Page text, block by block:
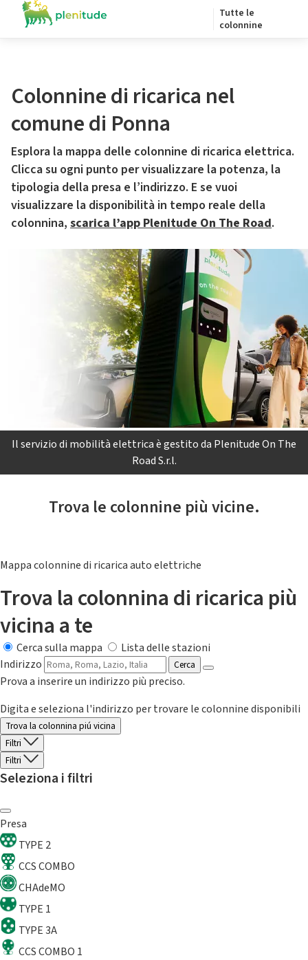
Tutte le
colonnine
Colonnine di ricarica nel
comune di Ponna
Esplora la mappa delle colonnine di ricarica elettrica.
Clicca su ogni punto per visualizzare la potenza, la
tipologia della presa e l’indirizzo. E se vuoi
visualizzare la disponibilità in tempo reale della
colonnina, scarica l’app Plenitude On The Road.
Il servizio di mobilità elettrica è gestito da Plenitude On The
Road S.r.l.
Trova le colonnine più vicine.
Mappa colonnine di ricarica auto elettriche
Trova la colonnina di ricarica più
vicina a te
Cerca sulla mappa
Lista delle stazioni
Indirizzo
Cerca
Prova a inserire un indirizzo più preciso.
Digita e seleziona l'indirizzo per trovare le colonnine disponibili
Trova la colonnina piú vicina
Filtri
Filtri
Seleziona i filtri
Presa
TYPE 2
CCS COMBO
CHAdeMO
TYPE 1
TYPE 3A
CCS COMBO 1